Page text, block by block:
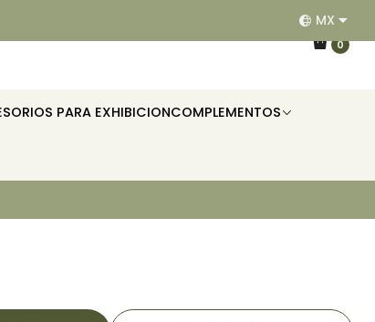
0
PARA EXHIBICIONCOMPLEMENTOS
EQUIPAMOS RESTAURANTES, HOTELES, OFICINAS E
MX